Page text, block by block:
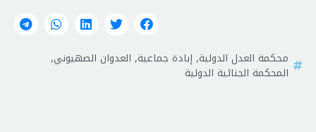
محكمة العدل الدولية,إبادة جماعية, العدوان الصهيوني,
المحكمة الجنائية الدولية